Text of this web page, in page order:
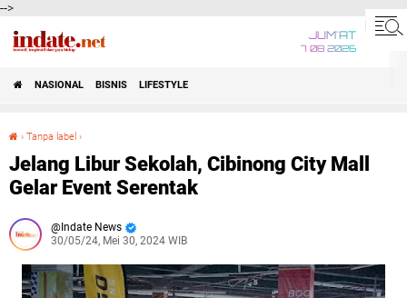
-->
JUM'AT
7 08 2026
NASIONAL BISNIS LIFESTYLE
› Tanpa label ›
Jelang Libur Sekolah, Cibinong City Mall
Gelar Event Serentak
Indate News
30/05/24, Mei 30, 2024 WIB